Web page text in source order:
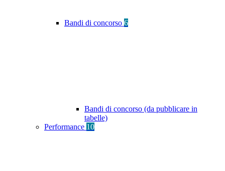
Bandi di concorso 6
Bandi di concorso (da pubblicare in
tabelle)
Performance 10